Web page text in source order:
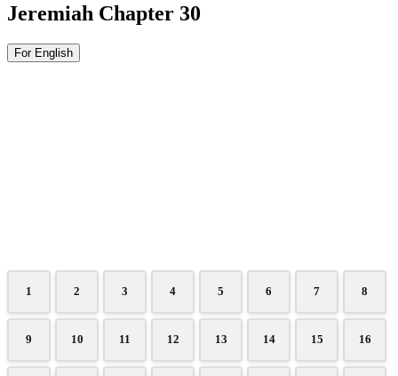
Jeremiah Chapter 30
For English
1 2 3 4 5 6 7 8
9 10 11 12 13 14 15 16